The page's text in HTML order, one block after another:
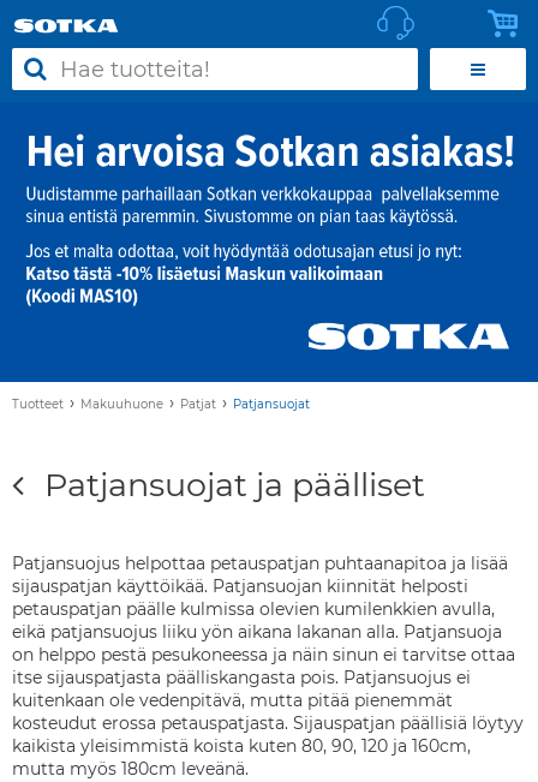
Tuotteet › Makuuhuone › Patjat › Patjansuojat
Patjansuojat ja päälliset
Patjansuojus helpottaa petauspatjan puhtaanapitoa ja lisää
sijauspatjan käyttöikää. Patjansuojan kiinnität helposti
petauspatjan päälle kulmissa olevien kumilenkkien avulla,
eikä patjansuojus liiku yön aikana lakanan alla. Patjansuoja
on helppo pestä pesukoneessa ja näin sinun ei tarvitse ottaa
itse sijauspatjasta päälliskangasta pois. Patjansuojus ei
kuitenkaan ole vedenpitävä, mutta pitää pienemmät
kosteudut erossa petauspatjasta. Sijauspatjan päällisiä löytyy
kaikista yleisimmistä koista kuten 80, 90, 120 ja 160cm,
mutta myös 180cm leveänä.